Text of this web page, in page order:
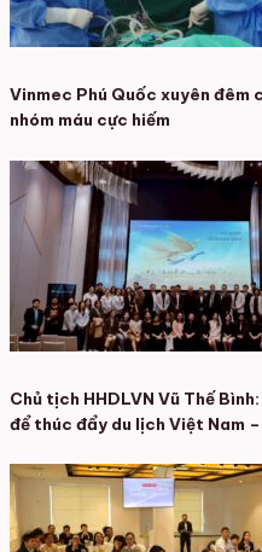
Vinmec Phú Quốc xuyên đêm
nhóm máu cực hiếm
Chủ tịch HHDLVN Vũ Thế
để thúc đẩy du lịch Việt Nam